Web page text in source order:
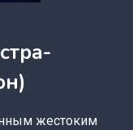
жестоким